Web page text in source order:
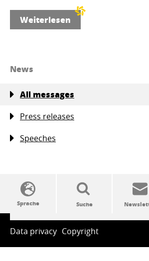
Weiterlesen
News
All messages
Press releases
Speeches
SSW-Politik von A bis Z
Data privacy Copyright